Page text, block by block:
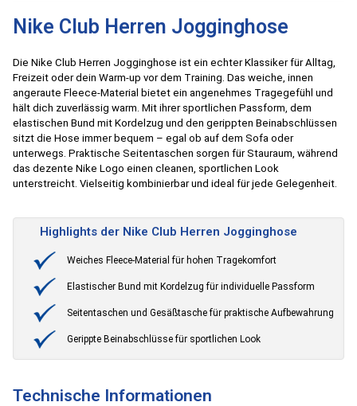
Nike Club Herren Jogginghose
Die Nike Club Herren Jogginghose ist ein echter Klassiker für Alltag,
Freizeit oder dein Warm-up vor dem Training. Das weiche, innen
angeraute Fleece-Material bietet ein angenehmes Tragegefühl und
hält dich zuverlässig warm. Mit ihrer sportlichen Passform, dem
elastischen Bund mit Kordelzug und den gerippten Beinabschlüssen
sitzt die Hose immer bequem – egal ob auf dem Sofa oder
unterwegs. Praktische Seitentaschen sorgen für Stauraum, während
das dezente Nike Logo einen cleanen, sportlichen Look
unterstreicht. Vielseitig kombinierbar und ideal für jede Gelegenheit.
Highlights der Nike Club Herren Jogginghose
Weiches Fleece-Material für hohen Tragekomfort
Elastischer Bund mit Kordelzug für individuelle Passform
Seitentaschen und Gesäßtasche für praktische Aufbewahrung
Gerippte Beinabschlüsse für sportlichen Look
Technische Informationen